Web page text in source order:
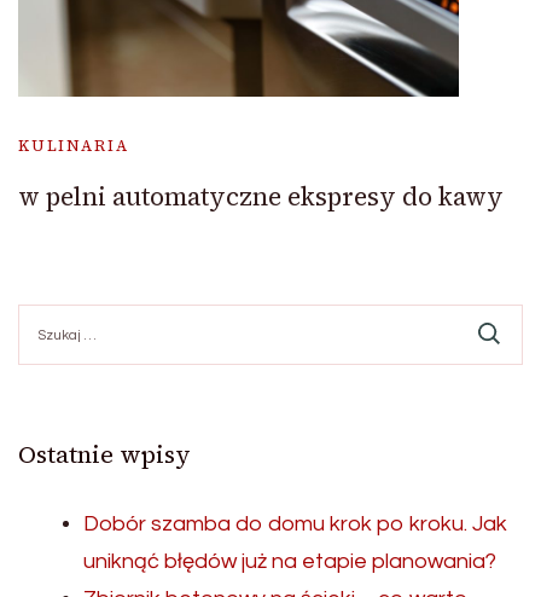
KULINARIA
w pelni automatyczne ekspresy do kawy
Ostatnie wpisy
Dobór szamba do domu krok po kroku. Jak
uniknąć błędów już na etapie planowania?